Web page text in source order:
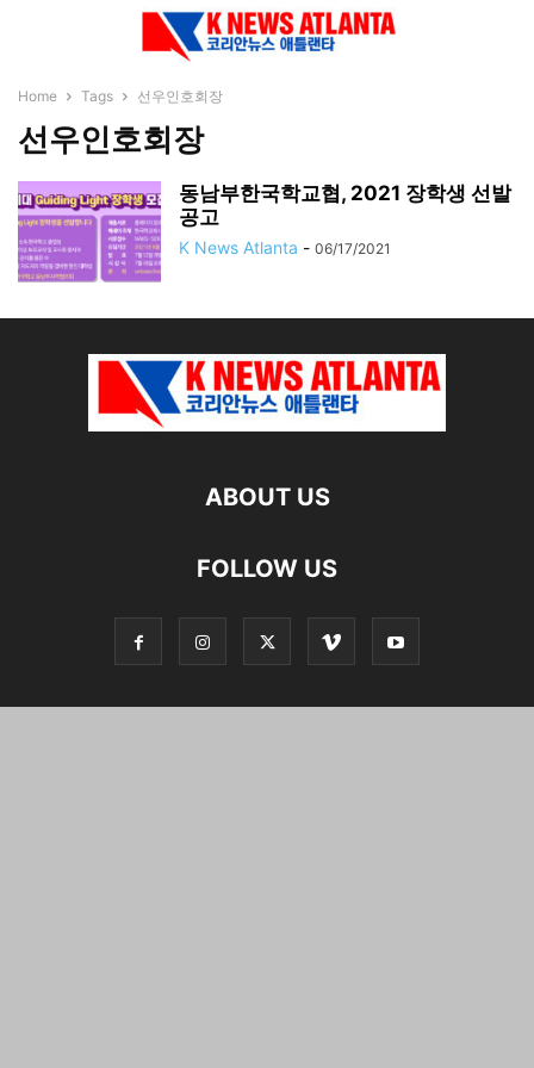
Home Tags 선우인호회장
선우인호회장
동남부한국학교협, 2021 장학생 선발
공고
K News Atlanta - 06/17/2021
ABOUT US
FOLLOW US